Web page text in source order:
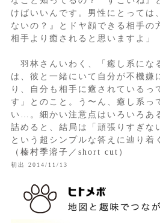
けばいいんです。男性にとっては
ないの？』とドヤ顔できる相手の
相手より癒されると思いますよ」
羽林さんいわく、「癒し系にな
は、彼と一緒にいて自分が不機嫌
り、自分も相手に癒されているっ
す」とのこと。う〜ん、癒し系っ
い…。細かい注意点はいろいろあ
詰めると、結局は「頑張りすぎな
という超シンプルな答えに辿り着
（榛村季溶子／short cut）
初出 2014/11/13